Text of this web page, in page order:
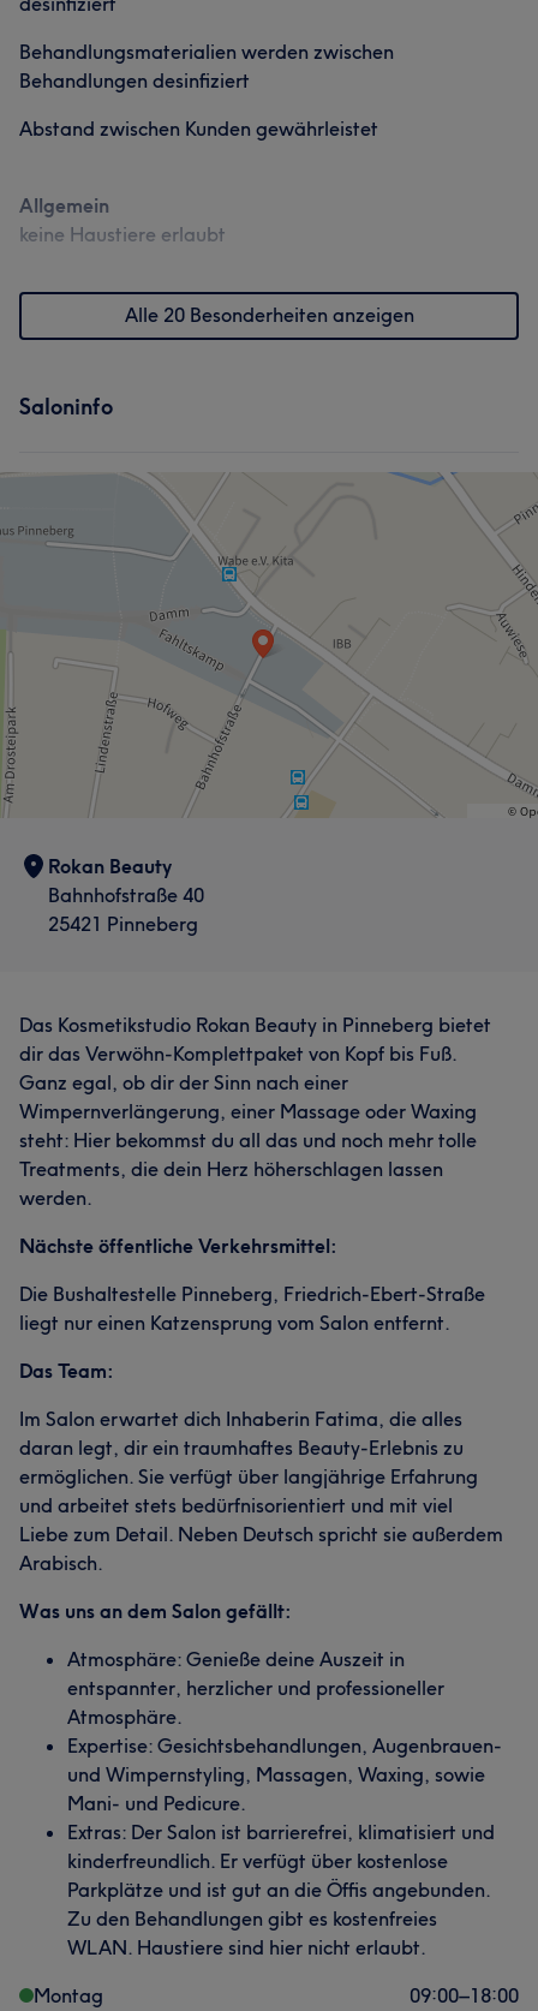
Behandlungsmaterialien werden zwischen
Behandlungen desinfiziert
Abstand zwischen Kunden gewährleistet
Allgemein
keine Haustiere erlaubt
Alle 20 Besonderheiten anzeigen
Saloninfo
Rokan Beauty
Bahnhofstraße 40
25421 Pinneberg
Das Kosmetikstudio Rokan Beauty in Pinneberg bietet
dir das Verwöhn-Komplettpaket von Kopf bis Fuß.
Ganz egal, ob dir der Sinn nach einer
Wimpernverlängerung, einer Massage oder Waxing
steht: Hier bekommst du all das und noch mehr tolle
Treatments, die dein Herz höherschlagen lassen
werden.
Nächste öffentliche Verkehrsmittel:
Die Bushaltestelle Pinneberg, Friedrich-Ebert-Straße
liegt nur einen Katzensprung vom Salon entfernt.
Das Team:
Im Salon erwartet dich Inhaberin Fatima, die alles
daran legt, dir ein traumhaftes Beauty-Erlebnis zu
ermöglichen. Sie verfügt über langjährige Erfahrung
und arbeitet stets bedürfnisorientiert und mit viel
Liebe zum Detail. Neben Deutsch spricht sie außerdem
Arabisch.
Was uns an dem Salon gefällt:
Atmosphäre: Genieße deine Auszeit in
entspannter, herzlicher und professioneller
Atmosphäre.
Expertise: Gesichtsbehandlungen, Augenbrauen-
und Wimpernstyling, Massagen, Waxing, sowie
Mani- und Pedicure.
Extras: Der Salon ist barrierefrei, klimatisiert und
kinderfreundlich. Er verfügt über kostenlose
Parkplätze und ist gut an die Öffis angebunden.
Zu den Behandlungen gibt es kostenfreies
WLAN. Haustiere sind hier nicht erlaubt.
Montag
09:00–18:00